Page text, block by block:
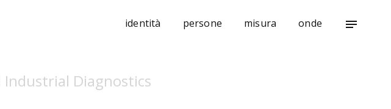
identità persone misura onde notes
Diagnostics